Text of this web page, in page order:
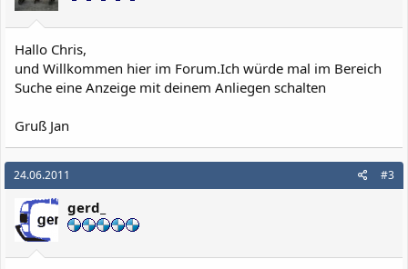
Hallo Chris,
und Willkommen hier im Forum.Ich würde mal im Bereich
Suche eine Anzeige mit deinem Anliegen schalten
Gruß Jan
24.06.2011 #3
gerd_